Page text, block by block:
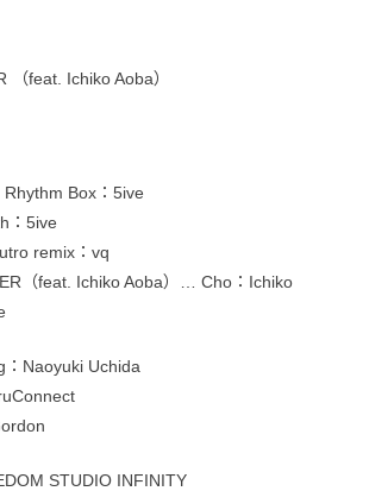
（feat. Ichiko Aoba）
Box：5ive
：5ive
remix：vq
（feat. Ichiko Aoba）… Cho：Ichiko
Naoyuki Uchida
STUDIO INFINITY